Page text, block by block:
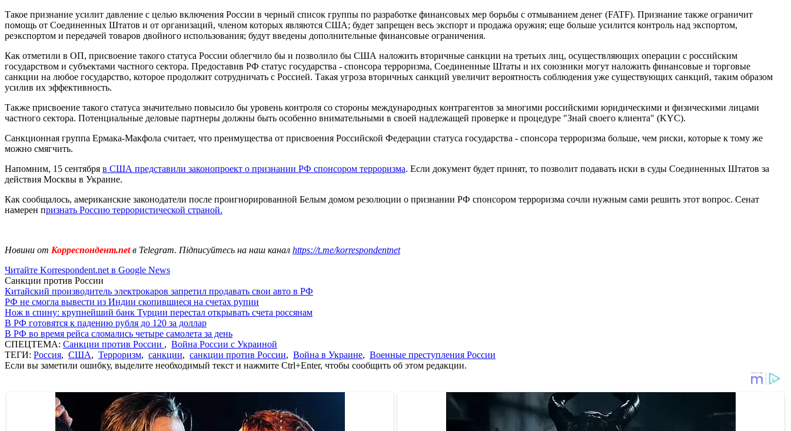
Такое признание усилит давление с целью включения России в черный список группы по разработке финансовых мер борьбы с отмыванием денег (FATF). Признание также ограничит
помощь от Соединенных Штатов и от организаций, членом которых являются США; будет запрещен весь экспорт и продажа оружия; еще больше усилится контроль над экспортом,
реэкспортом и передачей товаров двойного использования; будут введены дополнительные финансовые ограничения.
Как отметили в ОП, присвоение такого статуса России облегчило бы и позволило бы США наложить вторичные санкции на третьих лиц, осуществляющих операции с российским
государством и субъектами частного сектора. Предоставив РФ статус государства - спонсора терроризма, Соединенные Штаты и их союзники могут наложить финансовые и торговые
санкции на любое государство, которое продолжит сотрудничать с Россией. Такая угроза вторичных санкций увеличит вероятность соблюдения уже существующих санкций, таким образом
усилив их эффективность.
Также присвоение такого статуса значительно повысило бы уровень контроля со стороны международных контрагентов за многими российскими юридическими и физическими лицами
частного сектора. Потенциальные деловые партнеры должны быть особенно внимательными в своей надлежащей проверке и процедуре "Знай своего клиента" (KYC).
Санкционная группа Ермака-Макфола считает, что преимущества от присвоения Российской Федерации статуса государства - спонсора терроризма больше, чем риски, которые к тому же
можно смягчить.
Напомним, 15 сентября в США представили законопроект о признании РФ спонсором терроризма. Если документ будет принят, то позволит подавать иски в суды Соединенных Штатов за
действия Москвы в Украине.
Как сообщалось, американские законодатели после проигнорированной Белым домом резолюции о признании РФ спонсором терроризма сочли нужным сами решить этот вопрос. Сенат
намерен признать Россию террористической страной.
Новини от Корреспондент.netв Telegram. Підписуйтесь на наш канал https://t.me/korrespondentnet
Читайте Korrespondent.net в Google News
Санкции против России
Китайский производитель электрокаров запретил продавать свои авто в РФ
РФ не смогла вывести из Индии скопившиеся на счетах рупии
Нож в спину: крупнейший банк Турции перестал открывать счета россянам
В РФ готовятся к падению рубля до 120 за доллар
В РФ во время рейса сломались четыре самолета за день
СПЕЦТЕМА: Санкции против России , Война России с Украиной
ТЕГИ: Россия, США, Терроризм, санкции, санкции против России, Война в Украине, Военные преступления России
Если вы заметили ошибку, выделите необходимый текст и нажмите Ctrl+Enter, чтобы сообщить об этом редакции.